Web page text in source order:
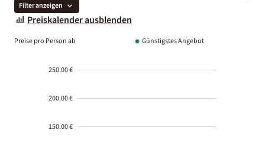
Filter anzeigen
Preiskalender ausblenden
Preise pro Person ab Günstigstes Angebot
250.00 €
200.00 €
150.00 €